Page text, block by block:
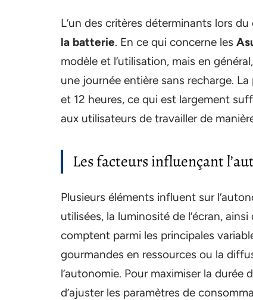
L’un des critères déterminants lors
la batterie. En ce qui concerne les
modèle et l’utilisation, mais en
une journée entière sans recharge.
et 12 heures, ce qui est largement
aux utilisateurs de travailler de
Les facteurs influençant
Plusieurs éléments influent sur
utilisées, la luminosité de l’écran,
comptent parmi les principales
gourmandes en ressources ou la
l’autonomie. Pour maximiser la
d’ajuster les paramètres de